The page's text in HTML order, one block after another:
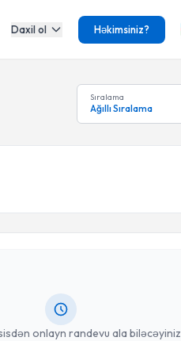
Daxil ol Həkimsiniz?
Sıralama
Ağıllı Sıralama
onlayn randevu ala biləcəyiniz